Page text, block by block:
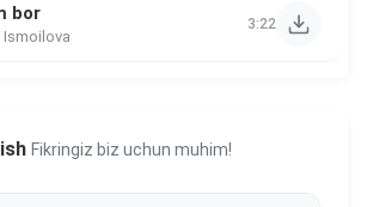
bor
Ismoilova
3:22
Fikringiz biz uchun muhim!